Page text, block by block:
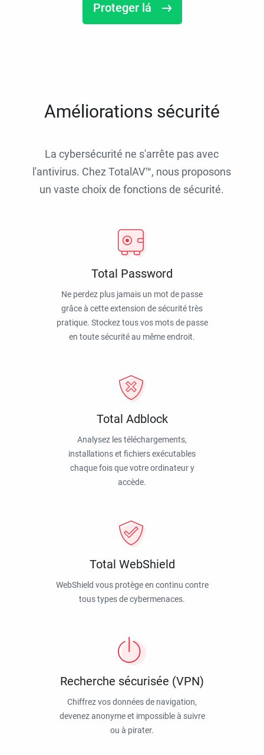
Proteger lá
Améliorations sécurité
La cybersécurité ne s'arrête pas avec
l'antivirus. Chez TotalAV™, nous proposons
un vaste choix de fonctions de sécurité.
Total Password
Ne perdez plus jamais un mot de passe
grâce à cette extension de sécurité très
pratique. Stockez tous vos mots de passe
en toute sécurité au même endroit.
Total Adblock
Analysez les téléchargements,
installations et fichiers exécutables
chaque fois que votre ordinateur y
accède.
Total WebShield
WebShield vous protège en continu contre
tous types de cybermenaces.
Recherche sécurisée (VPN)
Chiffrez vos données de navigation,
devenez anonyme et impossible à suivre
ou à pirater.